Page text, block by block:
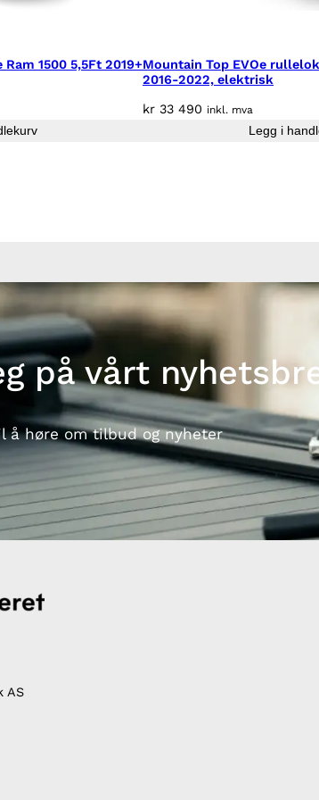
l
1500 5,5Ft 2019+Mountain Top EVOe
2016-2022, elektrisk
kr 33 490 inkl. mva
Legg i
på vårt
å høre om tilbud og nyheter
AS